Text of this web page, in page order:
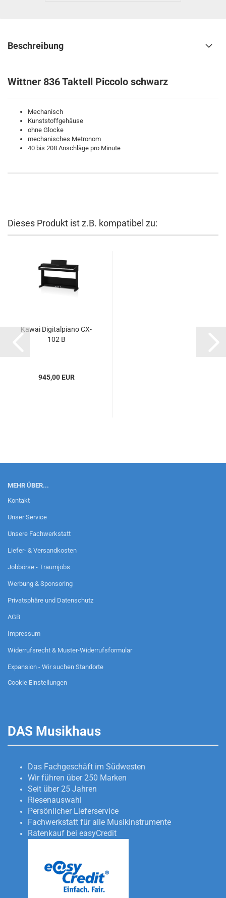
Beschreibung
Wittner 836 Taktell Piccolo schwarz
Mechanisch
Kunststoffgehäuse
ohne Glocke
mechanisches Metronom
40 bis 208 Anschläge pro Minute
Dieses Produkt ist z.B. kompatibel zu:
Kawai Digitalpiano CX-
102 B
945,00 EUR
MEHR ÜBER...
Kontakt
Unser Service
Unsere Fachwerkstatt
Liefer- & Versandkosten
Jobbörse - Traumjobs
Werbung & Sponsoring
Privatsphäre und Datenschutz
AGB
Impressum
Widerrufsrecht & Muster-Widerrufsformular
Expansion - Wir suchen Standorte
Cookie Einstellungen
DAS Musikhaus
Das Fachgeschäft im Südwesten
Wir führen über 250 Marken
Seit über 25 Jahren
Riesenauswahl
Persönlicher Lieferservice
Fachwerkstatt für alle Musikinstrumente
Ratenkauf bei easyCredit